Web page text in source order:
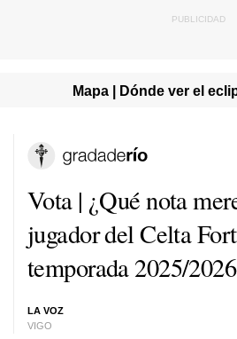
Mapa | Dónde ver el
Vota | ¿Qué nota
jugador del Celta
temporada 2025/
LA VOZ
VIGO